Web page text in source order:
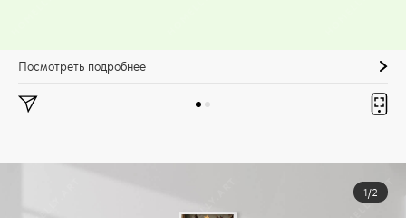
Посмотреть подробнее
1/2